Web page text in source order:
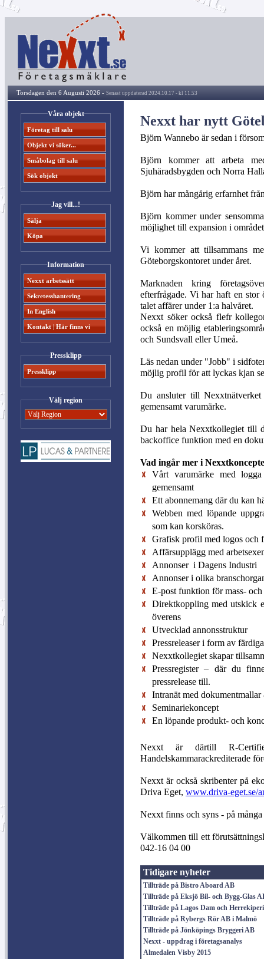
Torsdagen den 6 Augusti 2026 - Senast uppdaterad 2024.10.17 - kl 11.53
Våra objekt
Företag till salu
Objekt vi söker...
Småbolag till salu
Sök objekt
Jag vill...!
Sälja
Köpa
Information
Nexxt arbetssätt
Sekretesshantering
In English
Kontakt | Här finns vi
Pressklipp
Pressklipp
Välj region
Nexxt har nytt
Björn Wannebo är sedan i
Björn kommer att arbeta
Sjuhäradsbygden och Norra
Björn har mångårig erfarnhet
Björn kommer under
möjlighet till expansion i
Vi kommer att tillsammans
Göteborgskontoret under året.
Marknaden kring
efterfrågade. Vi har haft en
talet affärer under 1:a halvåret.
Nexxt söker också flefr
också en möjlig
och Sundsvall eller Umeå.
Läs nedan under "Jobb" i
möjlig profil för att lyckas kjan
Du ansluter till
gemensamt varumärke.
Du har hela Nexxtkollegiet till
backoffice funktion med en
Vad ingår mer i
Vårt varumärke med
gemensamt
Ett abonnemang där du kan
Webben med löpande
som kan korsköras.
Grafisk profil med logos och
Affärsupplägg med
Annonser i Dagens Industri
Annonser i olika
E-post funktion för mass-
Direktkoppling med utskick
överens
Utvecklad annonsstruktur
Pressreleaser i form av
Nexxtkollegiet skapar
Pressregister – där du
pressrelease till.
Intranät med
Seminariekoncept
En löpande produkt- och
Nexxt är därtill R-
Handelskammarackrediterade
Nexxt är också skribenter på
Driva Eget, www.driva-eget.se/
Nexxt finns och syns - på
Välkommen till ett
042-16 04 00
Tidigare nyheter
Tillträde på Bistro Aboard AB
Tillträde på Eksjö Bil- och Bygg-Glas
Tillträde på Lagos Dam och
Tillträde på Rybergs Rör AB i Malmö
Tillträde på Jönköpings Bryggeri AB
Nexxt - uppdrag i företagsanalys
Almedalen Visby 2015